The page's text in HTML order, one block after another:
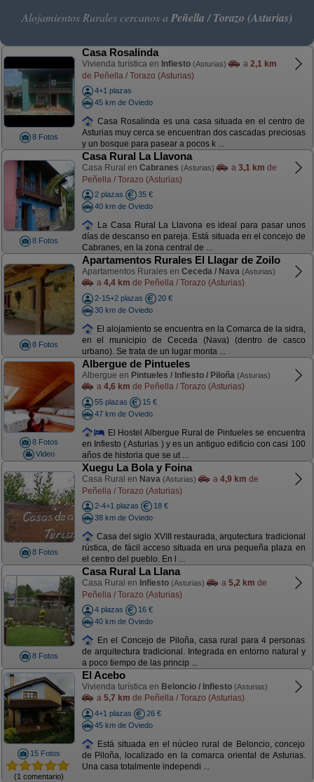
Alojamientos Rurales cercanos a Peñella / Torazo (Asturias)
8 Fotos
Casa Rosalinda
Vivienda turística en Infiesto (Asturias) a 2,1 km
de Peñella / Torazo (Asturias)
4+1 plazas
45 km de Oviedo
Casa Rosalinda es una casa situada en el centro de
Asturias muy cerca se encuentran dos cascadas preciosas
y un bosque para pasear a pocos k ...
8 Fotos
Casa Rural La Llavona
Casa Rural en Cabranes (Asturias) a 3,1 km de
Peñella / Torazo (Asturias)
2 plazas
35 €
40 km de Oviedo
La Casa Rural La Llavona es ideal para pasar unos
días de descanso en pareja. Está situada en el concejo de
Cabranes, en la zona central de ...
8 Fotos
Apartamentos Rurales El Llagar de Zoilo
Apartamentos Rurales en Ceceda / Nava (Asturias)
a 4,4 km de Peñella / Torazo (Asturias)
2-15+2 plazas
20 €
30 km de Oviedo
El alojamiento se encuentra en la Comarca de la sidra,
en el municipio de Ceceda (Nava) (dentro de casco
urbano). Se trata de un lugar monta ...
8 Fotos
Video
Albergue de Pintueles
Albergue en Pintueles / Infiesto / Piloña (Asturias)
a 4,6 km de Peñella / Torazo (Asturias)
55 plazas
15 €
47 km de Oviedo
El Hostel Albergue Rural de Pintueles se encuentra
en Infiesto ( Asturias ) y es un antiguo edificio con casi 100
años de historia que se ut ...
8 Fotos
Xuegu La Bola y Foina
Casa Rural en Nava (Asturias) a 4,9 km de
Peñella / Torazo (Asturias)
2-4+1 plazas
18 €
38 km de Oviedo
Casa del siglo XVIII restaurada, arqutectura tradicional
rústica, de fácil acceso situada en una pequeña plaza en
el centro del pueblo. En l ...
8 Fotos
Casa Rural La Llana
Casa Rural en Infiesto (Asturias) a 5,2 km de
Peñella / Torazo (Asturias)
4 plazas
16 €
40 km de Oviedo
En el Concejo de Piloña, casa rural para 4 personas
de arquitectura tradicional. Integrada en entorno natural y
a poco tiempo de las princip ...
15 Fotos
(1 comentario)
El Acebo
Vivienda turística en Beloncio / Infiesto (Asturias)
a 5,7 km de Peñella / Torazo (Asturias)
4+1 plazas
26 €
45 km de Oviedo
Está situada en el núcleo rural de Beloncio, concejo
de Piloña, localizado en la comarca oriental de Asturias.
Una casa totalmente independi ...